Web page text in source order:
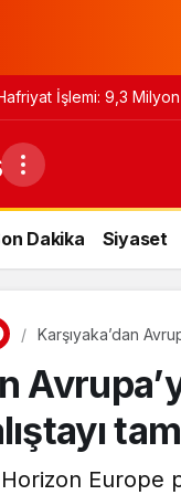
İşlemi: 9,3
Dakika Siyaset
Karşıyaka’dan
Europe